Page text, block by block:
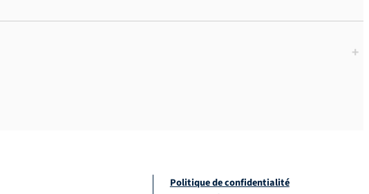
+
Politique de confidentialité